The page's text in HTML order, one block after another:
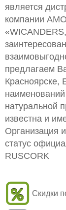
является
компании
предлагаем
Красноярске,
натуральной
известна и
Организация
статус
RUSCORK
Скидки